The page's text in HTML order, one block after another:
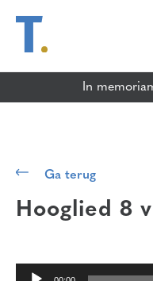
In
Ga terug
Hooglied 8